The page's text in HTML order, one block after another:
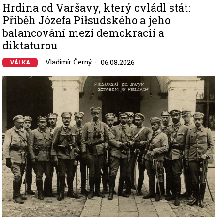
Hrdina od Varšavy, který ovládl stát:
Příběh Józefa Piłsudského a jeho
balancování mezi demokracií a
diktaturou
VÁLKA Vladimír Černý 06.08.2026
Image